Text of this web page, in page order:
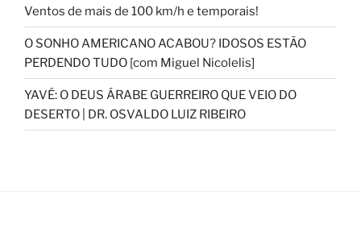
Ventos de mais de 100 km/h e temporais!
O SONHO AMERICANO ACABOU? IDOSOS ESTÃO
PERDENDO TUDO [com Miguel Nicolelis]
YAVÉ: O DEUS ÁRABE GUERREIRO QUE VEIO DO
DESERTO | DR. OSVALDO LUIZ RIBEIRO